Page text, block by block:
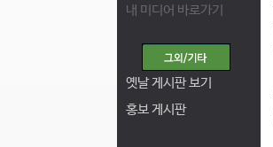
내 미디어 바로가기
옛날 게시판 보기
홍보 게시판